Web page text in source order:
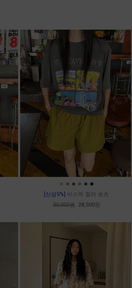
● ● ● ● ● ●
[신상5%] 바스락 컬러 숏츠
30,000원 28,500원